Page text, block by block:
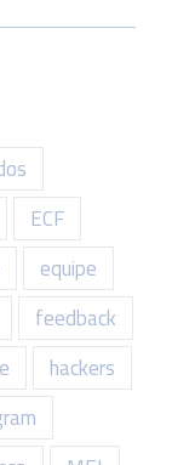
ECF
equipe
feedback
hackers